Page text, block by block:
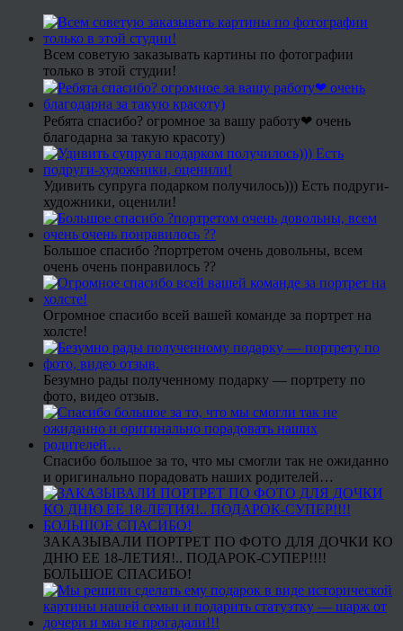
Всем советую заказывать картины по фотографии
только в этой студии!
Ребята спасибо? огромное за вашу работу❤ очень
благодарна за такую красоту)
Удивить супруга подарком получилось))) Есть подруги-
художники, оценили!
Большое спасибо ?портретом очень довольны, всем
очень очень понравилось ??
Огромное спасибо всей вашей команде за портрет на
холсте!
Безумно рады полученному подарку — портрету по
фото, видео отзыв.
Спасибо большое за то, что мы смогли так не ожиданно
и оригинально порадовать наших родителей…
ЗАКАЗЫВАЛИ ПОРТРЕТ ПО ФОТО ДЛЯ ДОЧКИ КО
ДНЮ ЕЕ 18-ЛЕТИЯ!.. ПОДАРОК-СУПЕР!!!!
БОЛЬШОЕ СПАСИБО!